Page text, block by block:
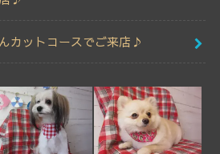
カットコースでご来店♪